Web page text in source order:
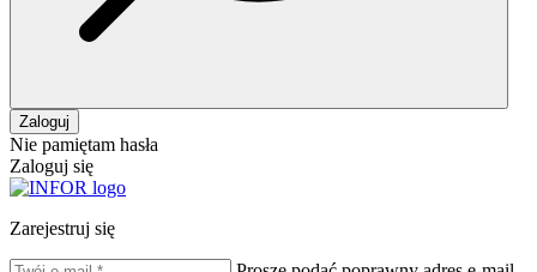
Zaloguj
Nie pamiętam hasła
Zaloguj się
Zarejestruj się